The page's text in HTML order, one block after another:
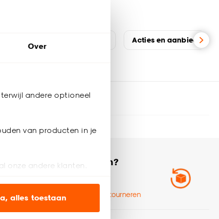
Over
andere optioneel
van producten in je
onze andere klanten.
alles toestaan
Acties en aanbiedingen
bestelling
retourneren?
Ruilen en retourneren